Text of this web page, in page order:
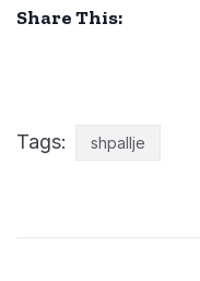
Share This:
Tags: shpallje